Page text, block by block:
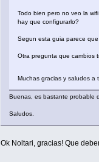
Todo bien pero no veo la
hay que configurarlo?
Segun esta guia parece
Otra pregunta que cambios
Muchas gracias y saludos
Buenas, es bastante probable
Saludos.
Ok Noltari, gracias! Que